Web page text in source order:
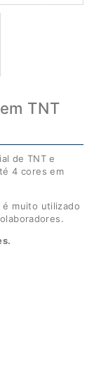
TNT
de TNT e
4 cores em
é muito utilizado